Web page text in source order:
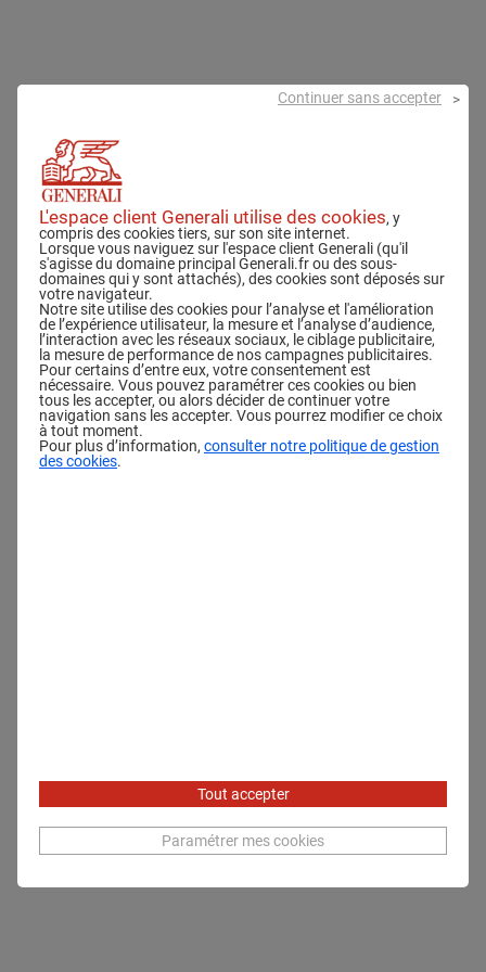
L'espace client Generali utilise des cookies, y
compris des cookies tiers, sur son site internet.
Lorsque vous naviguez sur l'espace client Generali (qu'il
s'agisse du domaine principal Generali.fr ou des sous-
domaines qui y sont attachés), des cookies sont déposés sur
votre navigateur.
Notre site utilise des cookies pour l’analyse et l'amélioration
de l’expérience utilisateur, la mesure et l’analyse d’audience,
l’interaction avec les réseaux sociaux, le ciblage publicitaire,
la mesure de performance de nos campagnes publicitaires.
Pour certains d’entre eux, votre consentement est
nécessaire. Vous pouvez paramétrer ces cookies ou bien
tous les accepter, ou alors décider de continuer votre
navigation sans les accepter. Vous pourrez modifier ce choix
à tout moment.
Pour plus d’information, consulter notre politique de gestion
des cookies.
Tout accepter
Continuer sans accepter
Paramétrer mes cookies